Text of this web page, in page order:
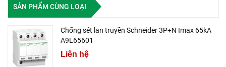
SẢN PHẨM CÙNG LOẠI
Chống sét lan truyền Schneider 3P+N Imax 65kA
A9L65601
Liên hệ